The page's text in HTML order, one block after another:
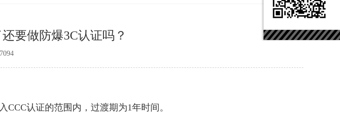
要做防爆3C认证吗？
认证的范围内，过渡期为1年时间。